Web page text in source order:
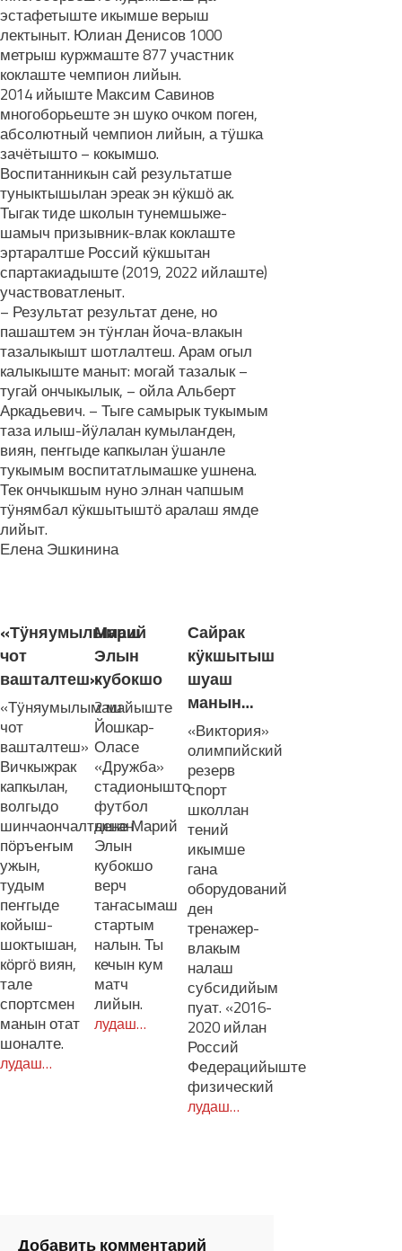
эстафетыште икымше верыш
лектыныт. Юлиан Денисов 1000
метрыш куржмаште 877 участник
коклаште чемпион лийын.
2014 ийыште Максим Савинов
многоборьеште эн шуко очком поген,
абсолютный чемпион лийын, а тӱшка
зачётышто – кокымшо.
Воспитанникын сай результатше
туныктышылан эреак эн кӱкшӧ ак.
Тыгак тиде школын тунемшыже-
шамыч призывник-влак коклаште
эртаралтше Россий кӱкшытан
спартакиадыште (2019, 2022 ийлаште)
участвоватленыт.
– Результат результат дене, но
пашаштем эн тӱҥлан йоча-влакын
тазалыкышт шотлалтеш. Арам огыл
калыкыште маныт: могай тазалык –
тугай ончыкылык, – ойла Альберт
Аркадьевич. – Тыге самырык тукымым
таза илыш-йӱлалан кумылаҥден,
виян, пеҥгыде капкылан ӱшанле
тукымым воспитатлымашке ушнена.
Тек ончыкшым нуно элнан чапшым
тӱнямбал кӱкшытыштӧ аралаш ямде
лийыт.
Елена Эшкинина
«Тӱняумылымаш
чот
вашталтеш»
«Тӱняумылымаш
чот
вашталтеш»
Вичкыжрак
капкылан,
волгыдо
шинчаончалтышан
пӧръеҥым
ужын,
тудым
пеҥгыде
койыш-
шоктышан,
кӧргӧ виян,
тале
спортсмен
манын отат
шоналте.
лудаш…
Марий
Элын
кубокшо
2 майыште
Йошкар-
Оласе
«Дружба»
стадионышто
футбол
дене Марий
Элын
кубокшо
верч
таҥасымаш
стартым
налын. Ты
кечын кум
матч
лийын.
лудаш…
Сайрак
кӱкшытыш
шуаш
манын…
«Виктория»
олимпийский
резерв
спорт
школлан
тений
икымше
гана
оборудований
ден
тренажер-
влакым
налаш
субсидийым
пуат. «2016-
2020 ийлан
Россий
Федерацийыште
физический
лудаш…
Добавить комментарий